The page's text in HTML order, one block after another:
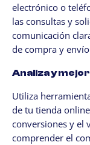
electrónico o
las consultas y
comunicación
de compra y
Analiza y
Utiliza
de tu tienda
conversiones y el
comprender el